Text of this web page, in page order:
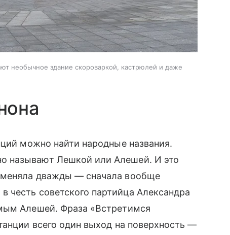
необычное здание скороваркой, кастрюлей и даже
можно найти народные названия.
называют Лешкой или Алешей. И это
меняла дважды — сначала вообще
советского партийца Александра
Алешей. Фраза «Встретимся
всего один выход на поверхность —